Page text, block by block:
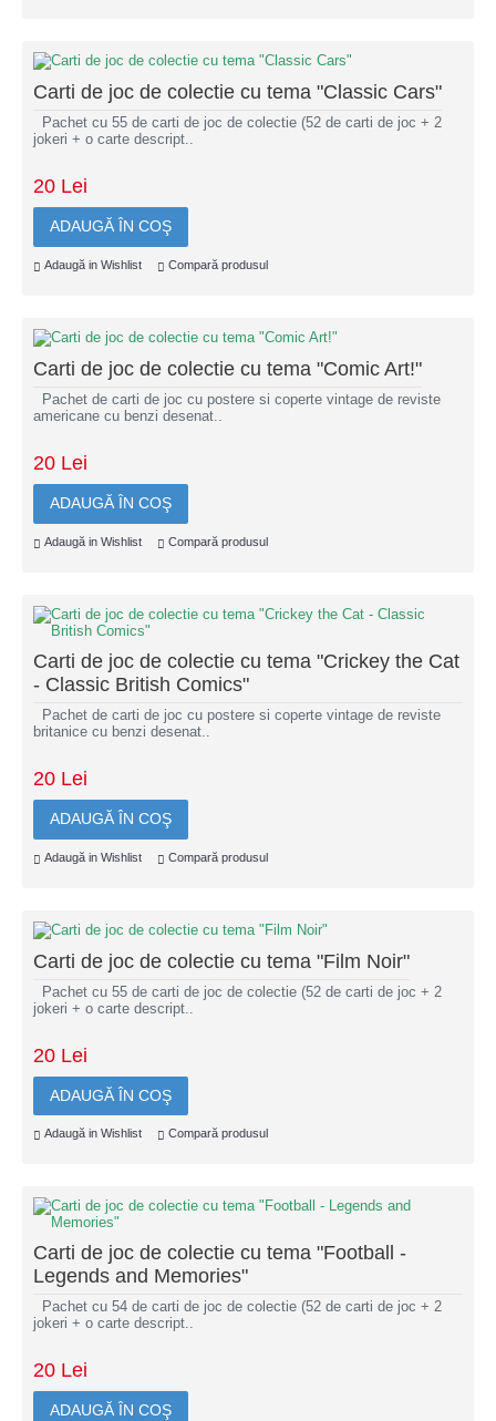
Carti de joc de colectie cu tema "Classic Cars"
Pachet cu 55 de carti de joc de colectie (52 de carti de joc + 2
jokeri + o carte descript..
20 Lei
ADAUGĂ ÎN COŞ
Adaugă in Wishlist Compară produsul
Carti de joc de colectie cu tema "Comic Art!"
Pachet de carti de joc cu postere si coperte vintage de reviste
americane cu benzi desenat..
20 Lei
ADAUGĂ ÎN COŞ
Adaugă in Wishlist Compară produsul
Carti de joc de colectie cu tema "Crickey the Cat
- Classic British Comics"
Pachet de carti de joc cu postere si coperte vintage de reviste
britanice cu benzi desenat..
20 Lei
ADAUGĂ ÎN COŞ
Adaugă in Wishlist Compară produsul
Carti de joc de colectie cu tema "Film Noir"
Pachet cu 55 de carti de joc de colectie (52 de carti de joc + 2
jokeri + o carte descript..
20 Lei
ADAUGĂ ÎN COŞ
Adaugă in Wishlist Compară produsul
Carti de joc de colectie cu tema "Football -
Legends and Memories"
Pachet cu 54 de carti de joc de colectie (52 de carti de joc + 2
jokeri + o carte descript..
20 Lei
ADAUGĂ ÎN COŞ